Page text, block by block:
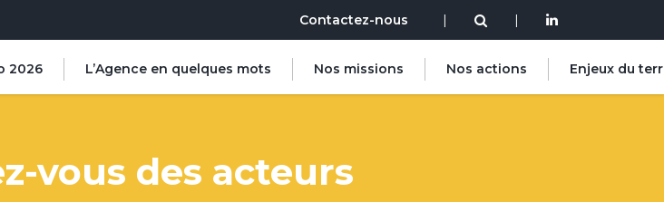
Contactez-nous | |
2026 L’Agence en quelques mots Nos missions Nos actions Enjeux du
vous des acteurs